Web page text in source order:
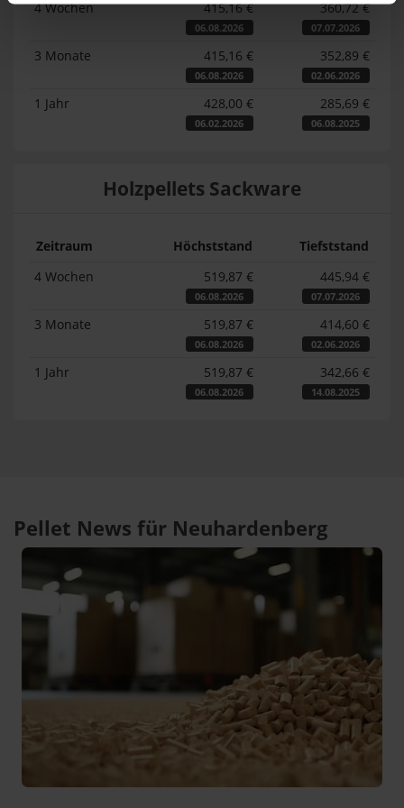
4 Wochen
415,16 €
06.08.2026
360,72 €
07.07.2026
3 Monate 415,16 €
06.08.2026
352,89 €
02.06.2026
1 Jahr 428,00 €
06.02.2026
285,69 €
06.08.2025
Holzpellets Sackware
Zeitraum Höchststand
Tiefststand
4 Wochen
519,87 €
06.08.2026
445,94 €
07.07.2026
3 Monate 519,87 €
06.08.2026
414,60 €
02.06.2026
1 Jahr 519,87 €
06.08.2026
342,66 €
14.08.2025
Pellet News für Neuhardenberg